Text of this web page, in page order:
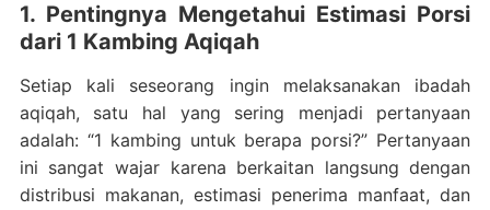
1. Pentingnya Mengetahui Estimasi Porsi
dari 1 Kambing Aqiqah
Setiap kali seseorang ingin melaksanakan ibadah
aqiqah, satu hal yang sering menjadi pertanyaan
adalah: “1 kambing untuk berapa porsi?” Pertanyaan
ini sangat wajar karena berkaitan langsung dengan
distribusi makanan, estimasi penerima manfaat, dan